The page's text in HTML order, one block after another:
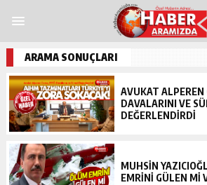
grandpashabet
ARAMA SONUÇLARI
AVUKAT ALPEREN
DAVALARINI VE
DEĞERLENDIRDI
MUHSIN
EMRINI GÜLEN MI